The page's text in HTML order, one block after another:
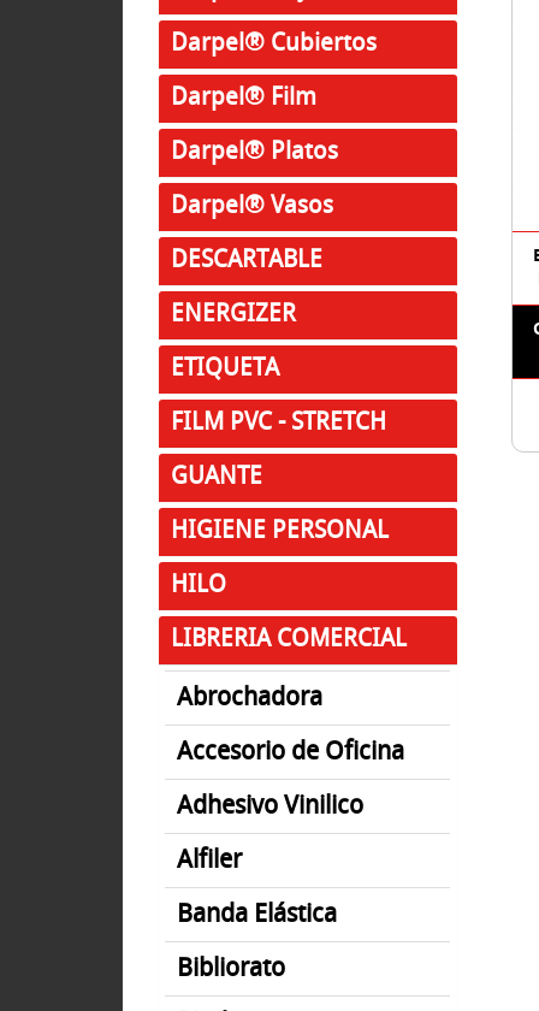
Darpel® Cubiertos
Darpel® Film
Darpel® Platos
Darpel® Vasos
DESCARTABLE
ENERGIZER
ETIQUETA
FILM PVC - STRETCH
GUANTE
HIGIENE PERSONAL
HILO
LIBRERIA COMERCIAL
Abrochadora
Accesorio de Oficina
Adhesivo Vinilico
Alfiler
Banda Elástica
Bibliorato